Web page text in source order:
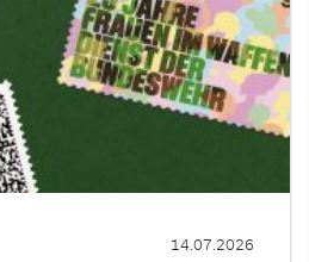
14.07.2026